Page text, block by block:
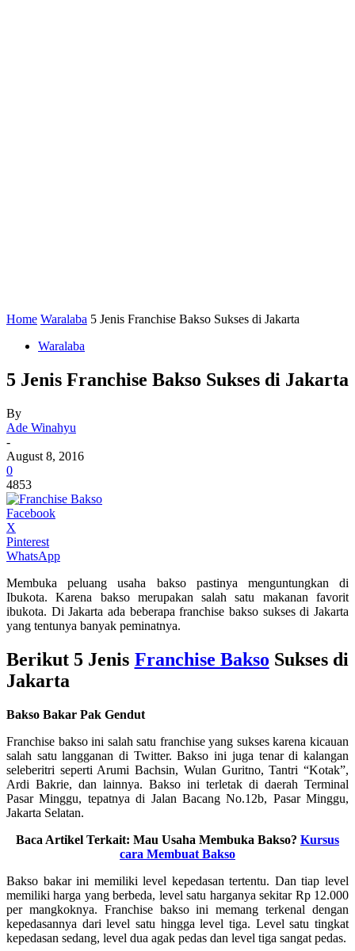
Home Waralaba 5 Jenis Franchise Bakso Sukses di Jakarta
Waralaba
5 Jenis Franchise Bakso Sukses di Jakarta
By
Ade Winahyu
-
August 8, 2016
0
4853
Facebook
X
Pinterest
WhatsApp
Membuka peluang usaha bakso pastinya menguntungkan di
Ibukota. Karena bakso merupakan salah satu makanan favorit
ibukota. Di Jakarta ada beberapa franchise bakso sukses di Jakarta
yang tentunya banyak peminatnya.
Berikut 5 Jenis Franchise Bakso Sukses di
Jakarta
Bakso Bakar Pak Gendut
Franchise bakso ini salah satu franchise yang sukses karena kicauan
salah satu langganan di Twitter. Bakso ini juga tenar di kalangan
seleberitri seperti Arumi Bachsin, Wulan Guritno, Tantri “Kotak”,
Ardi Bakrie, dan lainnya. Bakso ini terletak di daerah Terminal
Pasar Minggu, tepatnya di Jalan Bacang No.12b, Pasar Minggu,
Jakarta Selatan.
Baca Artikel Terkait: Mau Usaha Membuka Bakso? Kursus
cara Membuat Bakso
Bakso bakar ini memiliki level kepedasan tertentu. Dan tiap level
memiliki harga yang berbeda, level satu harganya sekitar Rp 12.000
per mangkoknya. Franchise bakso ini memang terkenal dengan
kepedasannya dari level satu hingga level tiga. Level satu tingkat
kepedasan sedang, level dua agak pedas dan level tiga sangat pedas.